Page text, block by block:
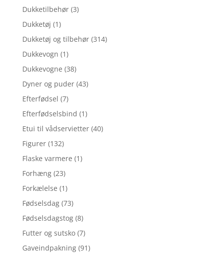
Dukketilbehør (3)
Dukketøj (1)
Dukketøj og tilbehør (314)
Dukkevogn (1)
Dukkevogne (38)
Dyner og puder (43)
Efterfødsel (7)
Efterfødselsbind (1)
Etui til vådservietter (40)
Figurer (132)
Flaske varmere (1)
Forhæng (23)
Forkælelse (1)
Fødselsdag (73)
Fødselsdagstog (8)
Futter og sutsko (7)
Gaveindpakning (91)